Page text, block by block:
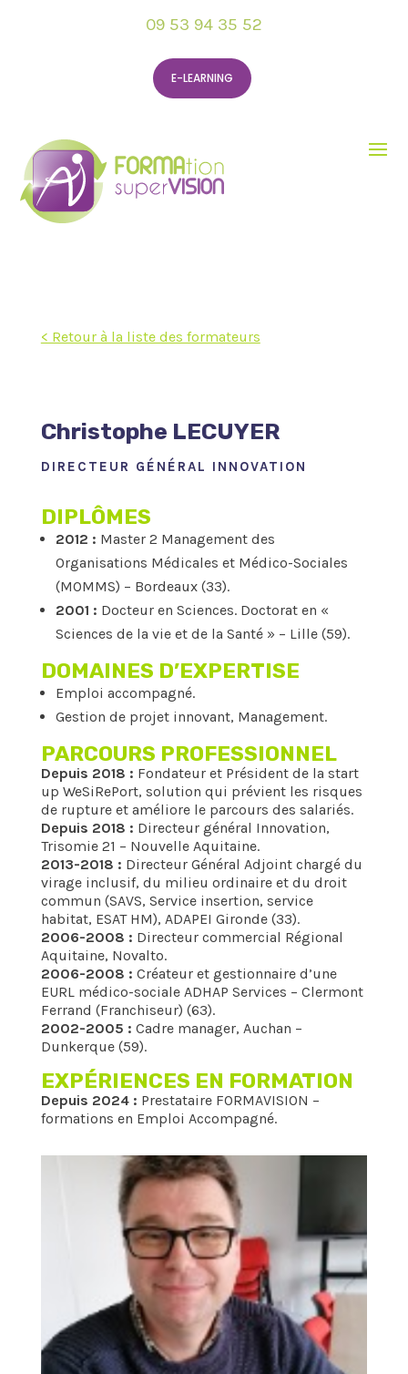
09 53 94 35 52
E-LEARNING
< Retour à la liste des formateurs
Christophe LECUYER
DIRECTEUR GÉNÉRAL INNOVATION
DIPLÔMES
2012 : Master 2 Management des
Organisations Médicales et Médico-Sociales
(MOMMS) – Bordeaux (33).
2001 : Docteur en Sciences. Doctorat en «
Sciences de la vie et de la Santé » – Lille (59).
DOMAINES D’EXPERTISE
Emploi accompagné.
Gestion de projet innovant, Management.
PARCOURS PROFESSIONNEL
Depuis 2018 : Fondateur et Président de la start
up WeSiRePort, solution qui prévient les risques
de rupture et améliore le parcours des salariés.
Depuis 2018 : Directeur général Innovation,
Trisomie 21 – Nouvelle Aquitaine.
2013-2018 : Directeur Général Adjoint chargé du
virage inclusif, du milieu ordinaire et du droit
commun (SAVS, Service insertion, service
habitat, ESAT HM), ADAPEI Gironde (33).
2006-2008 : Directeur commercial Régional
Aquitaine, Novalto.
2006-2008 : Créateur et gestionnaire d’une
EURL médico-sociale ADHAP Services – Clermont
Ferrand (Franchiseur) (63).
2002-2005 : Cadre manager, Auchan –
Dunkerque (59).
EXPÉRIENCES EN FORMATION
Depuis 2024 : Prestataire FORMAVISION –
formations en Emploi Accompagné.